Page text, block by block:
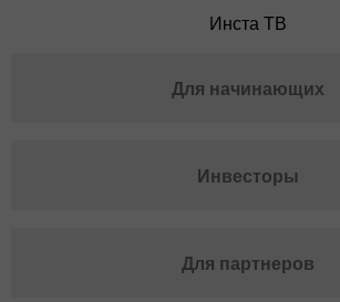
Инста ТВ
Для начинающих
Инвесторы
Для партнеров